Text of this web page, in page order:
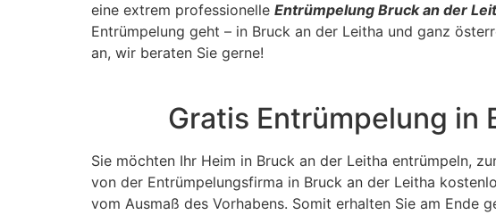
eine extrem professionelle Entrümpelung Bruck an der
Entrümpelung geht – in Bruck an der Leitha und ganz
an, wir beraten Sie gerne!
Gratis Entrümpelung in
Sie möchten Ihr Heim in Bruck an der Leitha entrümpeln,
von der Entrümpelungsfirma in Bruck an der Leitha
vom Ausmaß des Vorhabens. Somit erhalten Sie am Ende